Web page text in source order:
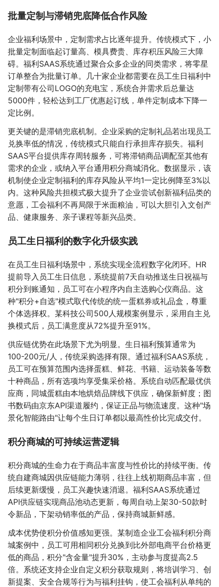
批量定制与滞销兜底降低合作风险
企业福利场景中，定制需求占比逐年提升。传统模式下，小
批量定制面临起订量高、模具费贵、库存积压风险三大障
碍。福利SAAS系统通过聚合众多企业的同类需求，将零星
订单整合为批量订单。几十家企业都需要在员工生日福利中
定制带有公司LOGO的充电宝，系统合并需求后总量达
5000件，轻松达到工厂优惠起订线，单件定制成本下降一
定比例。
更关键的是滞销兜底机制。企业采购的定制礼品若出现员工
兑换率低的情况，传统模式只能自行承担库存损失。福利
SAAS平台提供库存周转服务，可将滞销商品调配至其他有
需求的企业，或纳入平台通用积分商城消化。数据显示，该
机制使企业定制福利的库存风险从平均1一定比例降至3%以
内。这种风险共担模式极大提升了企业尝试创新福利品类的
意愿，工会福利不再局限于米面粮油，可以大胆引入文创产
品、健康服务、亲子课程等新兴品类。
员工生日福利的数字化升级实践
在员工生日福利场景中，系统实现全流程数字化闭环。HR
提前导入员工生日信息，系统提前7天自动推送生日祝福与
积分到账通知，员工可在小程序内自主选购心仪商品。这
种"积分+自选"模式取代传统的统一蛋糕券或礼品盒，尊重
个体选择权。某科技公司500人规模案例显示，采用自主兑
换模式后，员工满意度从72%提升至91%。
供应链优势在此场景下尤为明显。生日福利预算通常为
100-200元/人，传统采购选择有限。通过福利SAAS系统，
员工可在预算范围内选择蛋糕、鲜花、书籍、运动装备等数
十种商品，所有选项均享受集采价格。系统自动匹配最优供
应商，同城蛋糕由本地烘焙品牌线下供应，确保新鲜度；图
书数码由京东API渠道履约，保证正品与物流速度。这种"场
景化智能路由"让每个生日订单都以最高性价比完成交付。
积分商城的可持续运营逻辑
积分商城的生命力在于商品丰富度与性价比的持续平衡。传
统自建商城因供应链能力薄弱，往往上线初期商品丰富，但
后续更新缓慢，员工兴趣快速消退。福利SAAS系统通过
API供应链实现商品池动态更新，每周自动上架30-50款时
令新品，下架动销率低的产品，保持商城新鲜感。
成本优势使积分价值感知更强。某制造企业工会福利积分商
城案例中，员工可用相同积分兑换到比外部电商平台价格更
低的商品，积分"含金量"提升30%，主动参与度提高2.5
倍。系统还支持企业自定义积分获取规则，将培训学习、创
新提案、安全合规等行为与福利挂钩，使工会福利从单纯的